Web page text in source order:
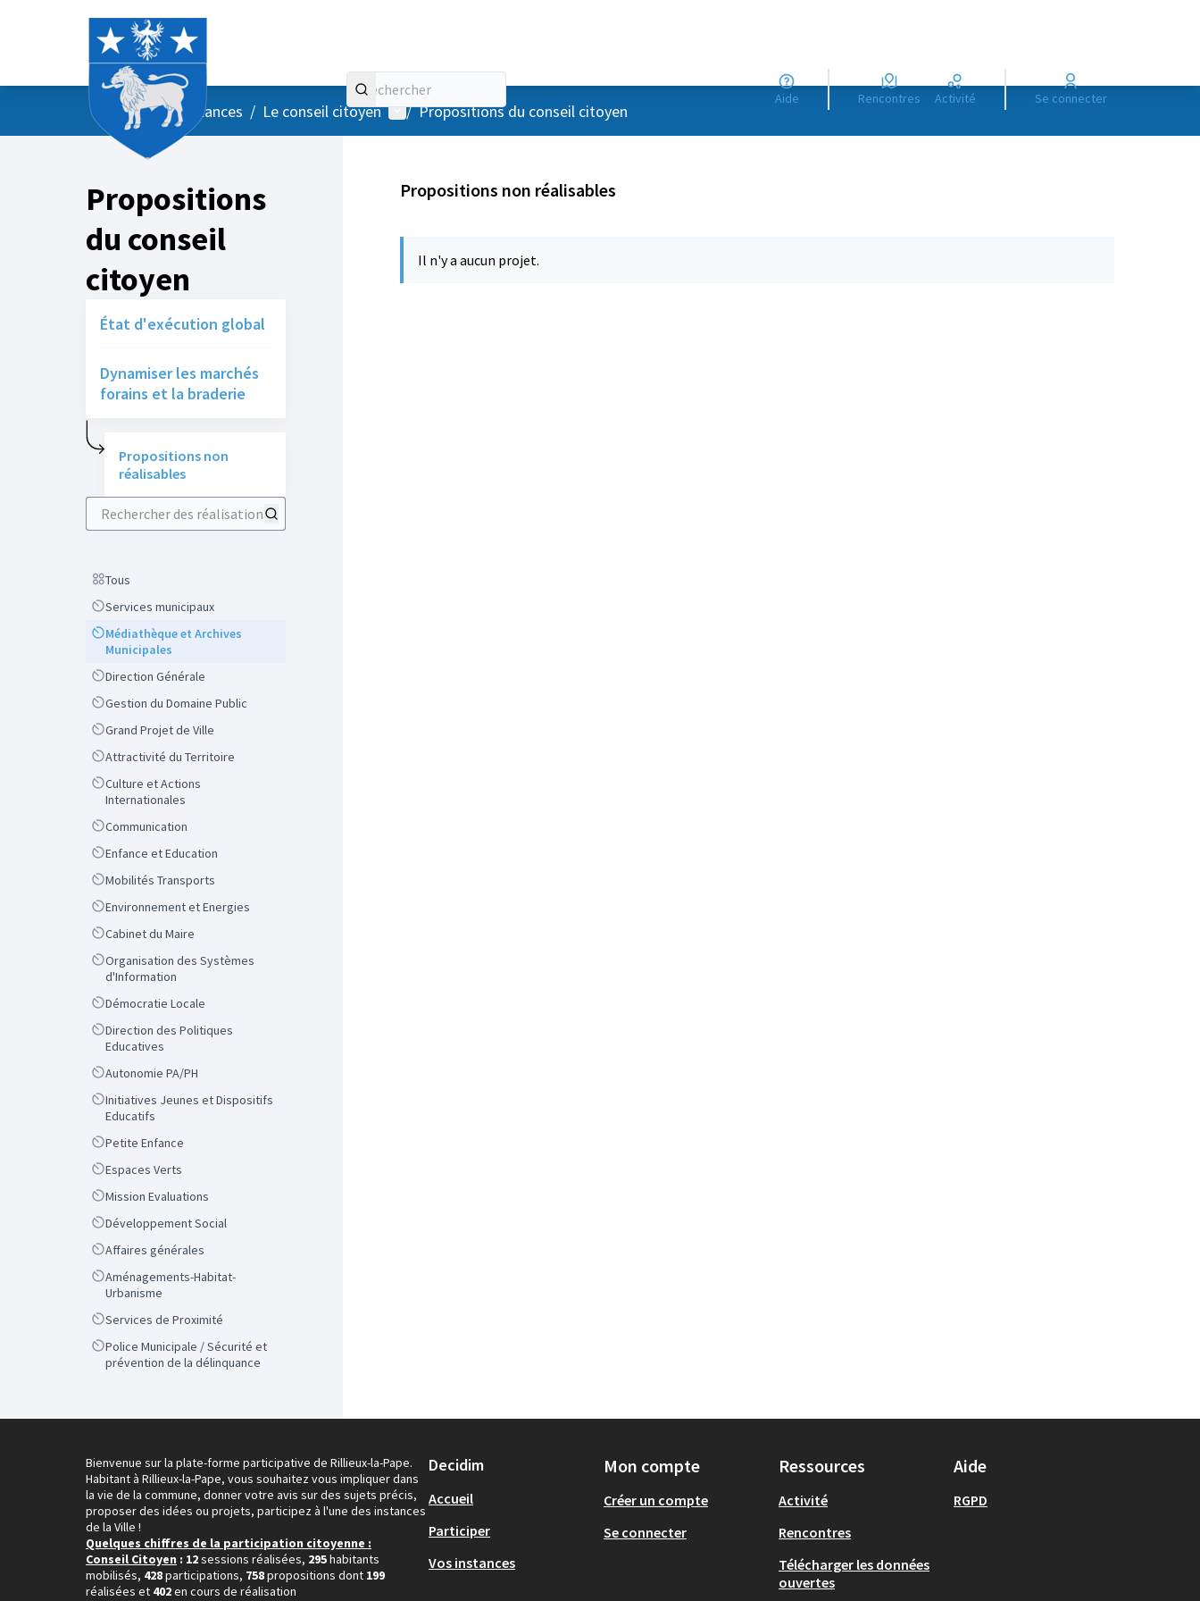
Aide Rencontres Activité Se connecter
AccueilMenu principal
/ Vos instances / Le conseil citoyen Menu utilisateur
/ Propositions du conseil citoyen
Propositions
du conseil
citoyen
État d'exécution global
Dynamiser les marchés
forains et la braderie
Propositions non
réalisables
Rechercher des réalisations
Scope
Tous
ScopeServices municipaux
Scope
Médiathèque et Archives
Municipales
ScopeDirection Générale
ScopeGestion du Domaine Public
ScopeGrand Projet de Ville
ScopeAttractivité du Territoire
Scope
Culture et Actions
Internationales
ScopeCommunication
ScopeEnfance et Education
ScopeMobilités Transports
ScopeEnvironnement et Energies
ScopeCabinet du Maire
Scope
Organisation des Systèmes
d'Information
ScopeDémocratie Locale
Scope
Direction des Politiques
Educatives
ScopeAutonomie PA/PH
Scope
Initiatives Jeunes et Dispositifs
Educatifs
ScopePetite Enfance
ScopeEspaces Verts
ScopeMission Evaluations
ScopeDéveloppement Social
ScopeAffaires générales
Scope
Aménagements-Habitat-
Urbanisme
ScopeServices de Proximité
Scope
Police Municipale / Sécurité et
prévention de la délinquance
Propositions non réalisables
Il n'y a aucun projet.
Bienvenue sur la plate-forme participative de Rillieux-la-Pape.
Habitant à Rillieux-la-Pape, vous souhaitez vous impliquer dans
la vie de la commune, donner votre avis sur des sujets précis,
proposer des idées ou projets, participez à l'une des instances
de la Ville !
Quelques chiffres de la participation citoyenne :
Conseil Citoyen : 12sessions réalisées, 295habitants
mobilisés, 428participations, 758propositions dont 199
réalisées et 402en cours de réalisation
Decidim
Accueil
Participer
Vos instances
Mon compte
Créer un compte
Se connecter
Ressources
Activité
Rencontres
Télécharger les données
ouvertes
Aide
RGPD